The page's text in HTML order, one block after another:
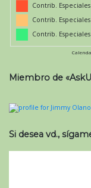
Contrib. Especiales
Contrib. Especiales
Contrib. Especiales
Miembro de
Si desea vd.,